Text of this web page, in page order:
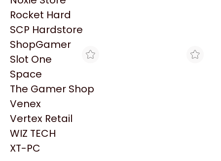
Palit
Philips
PowerColor
Razer
Redragon
Samsung
Sandisk
Sapphire
Seagate
Sentey
Solarmax
Rocket Hard
SCP Hardstore
ShopGamer
Slot One
Space
The Gamer Shop
Venex
Vertex Retail
WIZ TECH
XT-PC
Similares
Explorá más productos similares
BLACK
MFL BROTHER DCP-
DUPLEX
$822.746